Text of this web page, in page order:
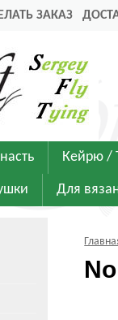
ЗАКАЗ
Кейрю /
Для